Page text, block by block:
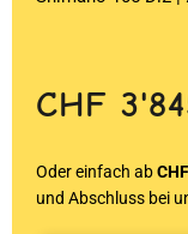
CHF
Oder einfach ab
und Abschluss bei